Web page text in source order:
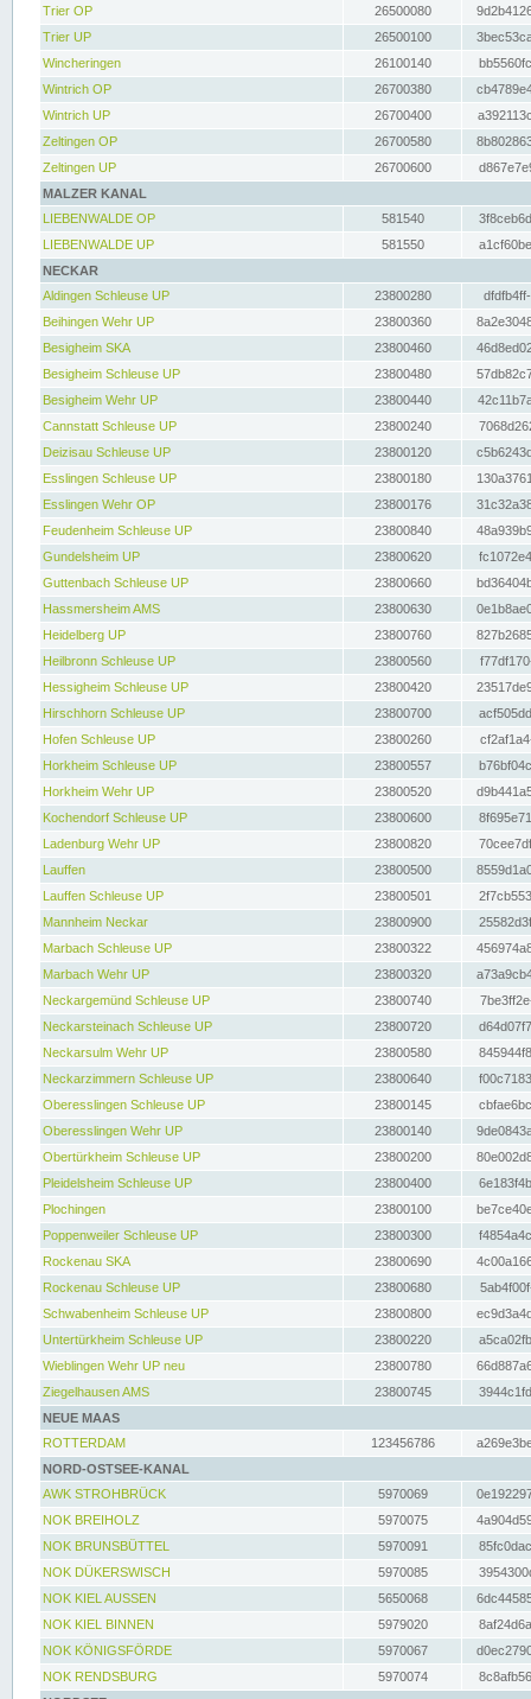
Trier OP
26500080
Trier UP
26500100
Wincheringen
26100140
Wintrich OP
26700380
Wintrich UP
26700400
Zeltingen OP
26700580
Zeltingen UP
26700600
MALZER KANAL
LIEBENWALDE OP
581540
LIEBENWALDE UP
581550
NECKAR
Aldingen Schleuse UP
23800280
Beihingen Wehr UP
23800360
Besigheim SKA
23800460
Besigheim Schleuse UP
23800480
Besigheim Wehr UP
23800440
Cannstatt Schleuse UP
23800240
Deizisau Schleuse UP
23800120
Esslingen Schleuse UP
23800180
Esslingen Wehr OP
23800176
Feudenheim Schleuse UP
23800840
Gundelsheim UP
23800620
Guttenbach Schleuse UP
23800660
Hassmersheim AMS
23800630
Heidelberg UP
23800760
Heilbronn Schleuse UP
23800560
Hessigheim Schleuse UP
23800420
Hirschhorn Schleuse UP
23800700
Hofen Schleuse UP
23800260
Horkheim Schleuse UP
23800557
Horkheim Wehr UP
23800520
Kochendorf Schleuse UP
23800600
Ladenburg Wehr UP
23800820
Lauffen
23800500
Lauffen Schleuse UP
23800501
Mannheim Neckar
23800900
Marbach Schleuse UP
23800322
Marbach Wehr UP
23800320
Neckargemünd Schleuse UP
23800740
Neckarsteinach Schleuse UP
23800720
Neckarsulm Wehr UP
23800580
Neckarzimmern Schleuse UP
23800640
Oberesslingen Schleuse UP
23800145
Oberesslingen Wehr UP
23800140
Obertürkheim Schleuse UP
23800200
Pleidelsheim Schleuse UP
23800400
Plochingen
23800100
Poppenweiler Schleuse UP
23800300
Rockenau SKA
23800690
Rockenau Schleuse UP
23800680
Schwabenheim Schleuse UP
23800800
Untertürkheim Schleuse UP
23800220
Wieblingen Wehr UP neu
23800780
Ziegelhausen AMS
23800745
NEUE MAAS
ROTTERDAM
123456786
NORD-OSTSEE-KANAL
AWK STROHBRÜCK
5970069
NOK BREIHOLZ
5970075
NOK BRUNSBÜTTEL
5970091
NOK DÜKERSWISCH
5970085
NOK KIEL AUSSEN
5650068
NOK KIEL BINNEN
5979020
NOK KÖNIGSFÖRDE
5970067
NOK RENDSBURG
5970074